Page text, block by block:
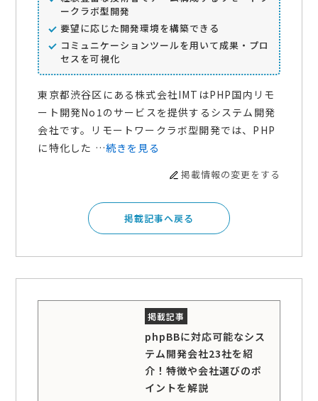
ークラボ型開発
要望に応じた開発環境を構築できる
コミュニケーションツールを用いて成果・プロ
セスを可視化
東京都渋谷区にある株式会社IMTはPHP国内リモ
ート開発No1のサービスを提供するシステム開発
会社です。リモートワークラボ型開発では、PHP
に特化した …続きを見る
掲載情報の変更をする
掲載記事へ戻る
phpBBに対応可能なシス
テム開発会社23社を紹
介！特徴や会社選びのポ
イントを解説